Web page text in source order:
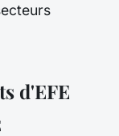
d'EFE